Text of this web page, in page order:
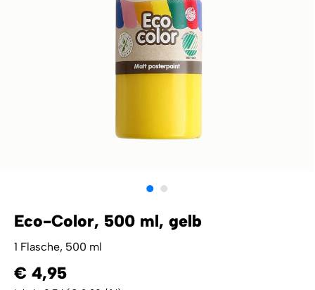
Eco-Color, 500 ml, gelb
1 Flasche, 500 ml
€ 4,95